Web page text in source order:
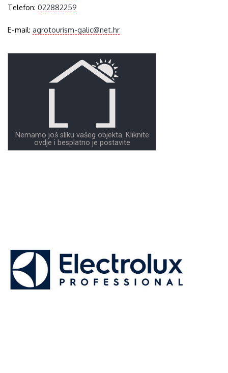
Telefon:022882259
E-mail:agrotourism-galic@net.hr
Nemamo još sliku vašeg objekta. Kliknite
ovdje i besplatno je postavite